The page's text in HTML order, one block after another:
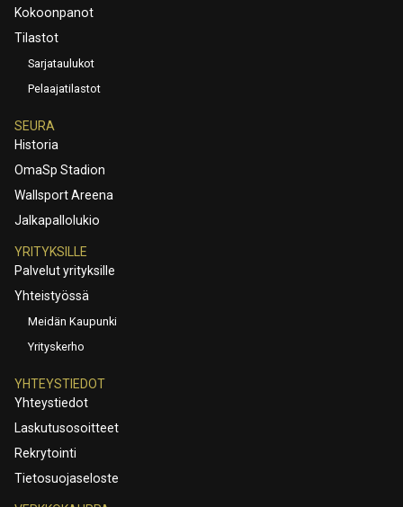
Kokoonpanot
Tilastot
Sarjataulukot
Pelaajatilastot
SEURA
Historia
OmaSp Stadion
Wallsport Areena
Jalkapallolukio
YRITYKSILLE
Palvelut yrityksille
Yhteistyössä
Meidän Kaupunki
Yrityskerho
YHTEYSTIEDOT
Yhteystiedot
Laskutusosoitteet
Rekrytointi
Tietosuojaseloste